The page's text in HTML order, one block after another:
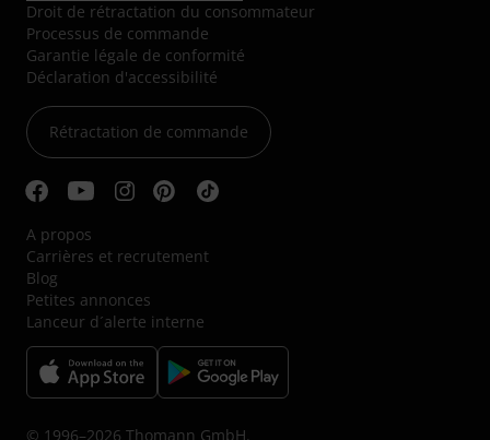
Droit de rétractation du consommateur
Processus de commande
Garantie légale de conformité
Déclaration d'accessibilité
Rétractation de commande
A propos
Carrières et recrutement
Blog
Petites annonces
Lanceur d´alerte interne
© 1996–2026 Thomann GmbH.